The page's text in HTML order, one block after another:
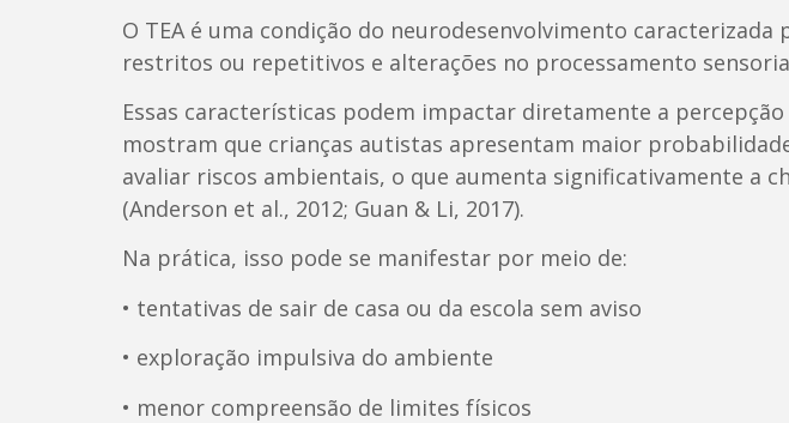
O TEA é uma condição do neurodesenvolvimento
restritos ou repetitivos e alterações no processamento
Essas características podem impactar diretamente a
mostram que crianças autistas apresentam maior
avaliar riscos ambientais, o que aumenta significativamente a
(Anderson et al., 2012; Guan & Li, 2017).
Na prática, isso pode se manifestar por meio de:
• tentativas de sair de casa ou da escola sem aviso
• exploração impulsiva do ambiente
• menor compreensão de limites físicos